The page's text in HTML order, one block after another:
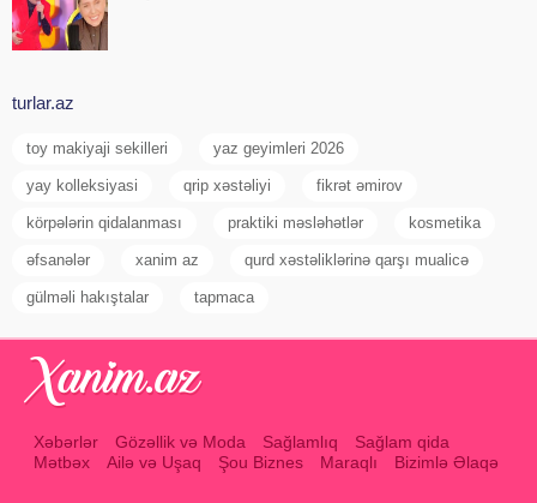
turlar.az
toy makiyaji sekilleri yaz geyimleri 2026
yay kolleksiyasi qrip xəstəliyi fikrət əmirov
körpələrin qidalanması praktiki məsləhətlər kosmetika
əfsanələr xanim az qurd xəstəliklərinə qarşı mualicə
gülməli hakıştalar tapmaca
Xəbərlər Gözəllik və Moda Sağlamlıq
Sağlam qida
Mətbəx
Ailə və Uşaq Şou Biznes Maraqlı Bizimlə Əlaqə